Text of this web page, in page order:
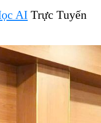
AI Trực Tuyến